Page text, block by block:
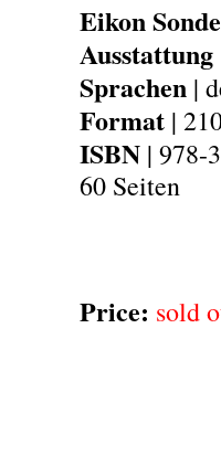
Eikon
Ausstattung
Sprachen |
Format |
ISBN | 978-
60 Seiten
Price: sold